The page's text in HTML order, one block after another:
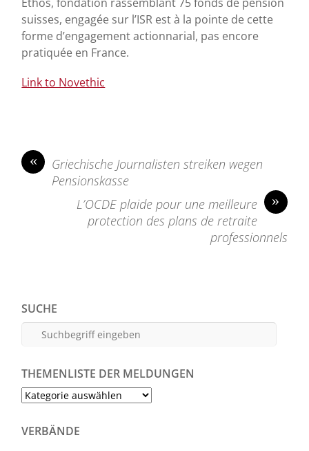
suisses, engagée sur l’ISR est à la pointe de cette
forme d’engagement actionnarial, pas encore
pratiquée en France.
Link to Novethic
«
Griechische Journalisten streiken wegen
Pensionskasse
»
L’OCDE plaide pour une meilleure
protection des plans de retraite
professionnels
SUCHE
THEMENLISTE DER MELDUNGEN
Themenliste
Meldungen
VERBÄNDE